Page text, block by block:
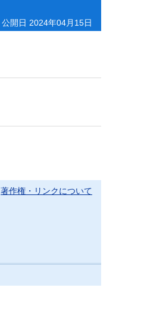
公開日 2024年04月15日
著作権・リンクについて